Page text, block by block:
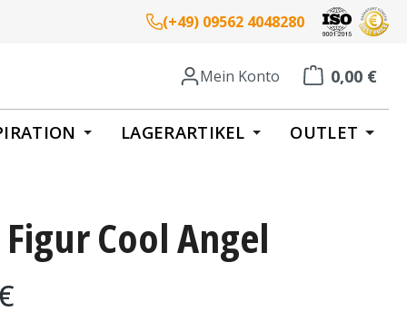
(+49) 09562 4048280
Mein Konto 0,00 €
Warenkorb
LAGERARTIKEL OUTLET
Cool Angel